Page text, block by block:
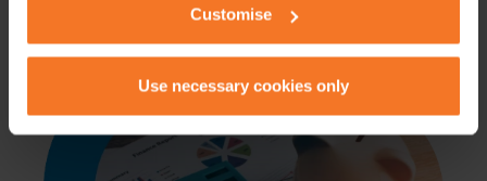
Customise
Use necessary cookies only